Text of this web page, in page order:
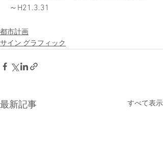
～H21.3.31
都市計画
サイン グラフィック
最新記事 すべて表示